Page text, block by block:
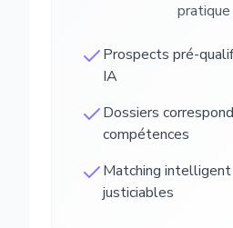
pratique
Prospects pré-
IA
Dossiers
compétences
Matching
justiciables